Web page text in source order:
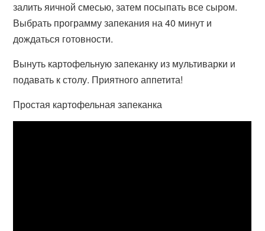
залить яичной смесью, затем посыпать все сыром.
Выбрать программу запекания на 40 минут и
дождаться готовности.
Вынуть картофельную запеканку из мультиварки и
подавать к столу. Приятного аппетита!
Простая картофельная запеканка